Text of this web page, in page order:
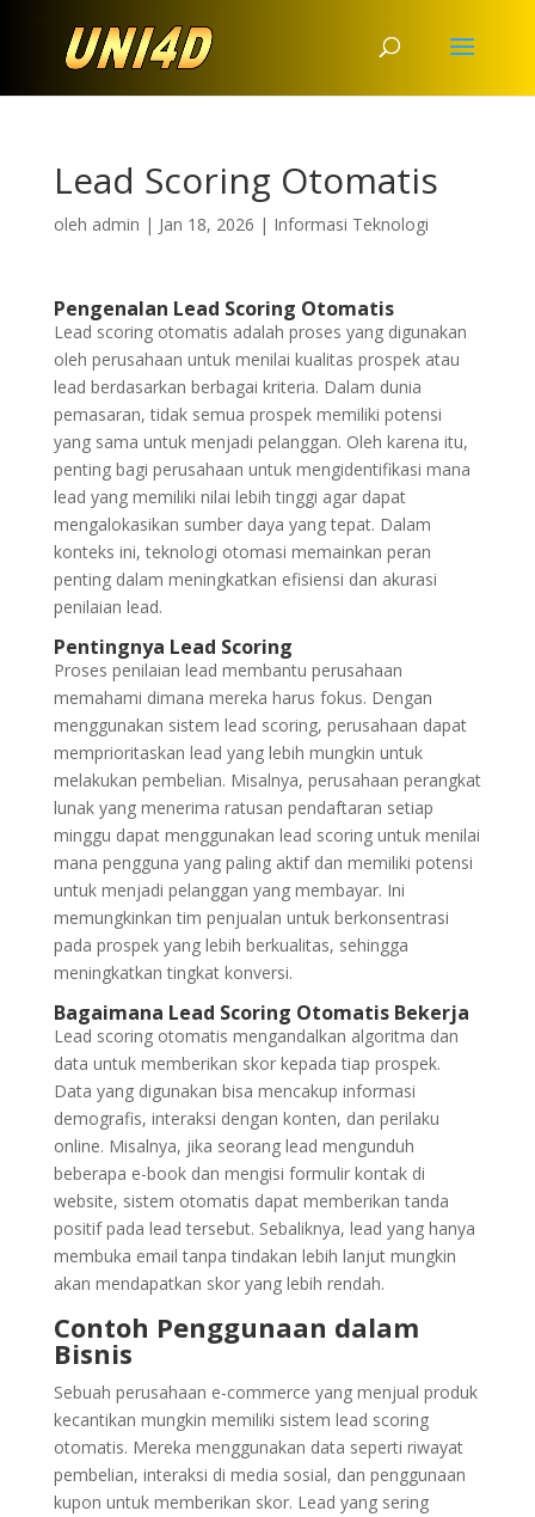
Lead Scoring Otomatis
oleh admin | Jan 18, 2026 | Informasi Teknologi
Pengenalan Lead Scoring Otomatis
Lead scoring otomatis adalah proses yang digunakan
oleh perusahaan untuk menilai kualitas prospek atau
lead berdasarkan berbagai kriteria. Dalam dunia
pemasaran, tidak semua prospek memiliki potensi
yang sama untuk menjadi pelanggan. Oleh karena itu,
penting bagi perusahaan untuk mengidentifikasi mana
lead yang memiliki nilai lebih tinggi agar dapat
mengalokasikan sumber daya yang tepat. Dalam
konteks ini, teknologi otomasi memainkan peran
penting dalam meningkatkan efisiensi dan akurasi
penilaian lead.
Pentingnya Lead Scoring
Proses penilaian lead membantu perusahaan
memahami dimana mereka harus fokus. Dengan
menggunakan sistem lead scoring, perusahaan dapat
memprioritaskan lead yang lebih mungkin untuk
melakukan pembelian. Misalnya, perusahaan perangkat
lunak yang menerima ratusan pendaftaran setiap
minggu dapat menggunakan lead scoring untuk menilai
mana pengguna yang paling aktif dan memiliki potensi
untuk menjadi pelanggan yang membayar. Ini
memungkinkan tim penjualan untuk berkonsentrasi
pada prospek yang lebih berkualitas, sehingga
meningkatkan tingkat konversi.
Bagaimana Lead Scoring Otomatis Bekerja
Lead scoring otomatis mengandalkan algoritma dan
data untuk memberikan skor kepada tiap prospek.
Data yang digunakan bisa mencakup informasi
demografis, interaksi dengan konten, dan perilaku
online. Misalnya, jika seorang lead mengunduh
beberapa e-book dan mengisi formulir kontak di
website, sistem otomatis dapat memberikan tanda
positif pada lead tersebut. Sebaliknya, lead yang hanya
membuka email tanpa tindakan lebih lanjut mungkin
akan mendapatkan skor yang lebih rendah.
Contoh Penggunaan dalam
Bisnis
Sebuah perusahaan e-commerce yang menjual produk
kecantikan mungkin memiliki sistem lead scoring
otomatis. Mereka menggunakan data seperti riwayat
pembelian, interaksi di media sosial, dan penggunaan
kupon untuk memberikan skor. Lead yang sering